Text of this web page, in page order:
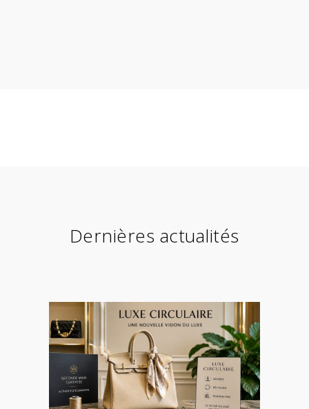
Dernières actualités